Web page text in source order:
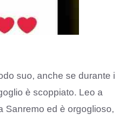
suo, anche se durante i
è scoppiato. Leo a
Sanremo ed è orgoglioso,